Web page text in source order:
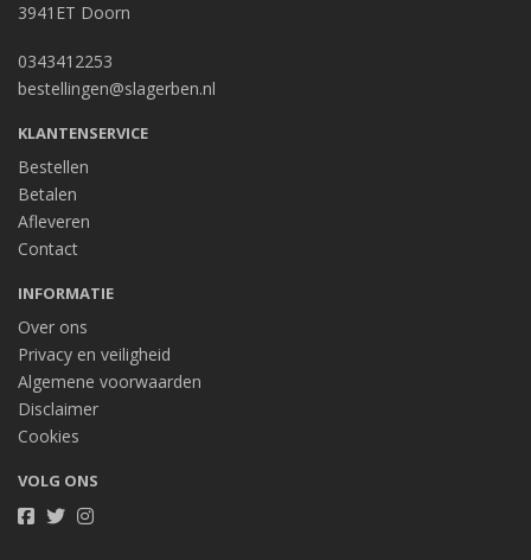
3941ET Doorn
0343412253
bestellingen@slagerben.nl
KLANTENSERVICE
Bestellen
Betalen
Afleveren
Contact
INFORMATIE
Over ons
Privacy en veiligheid
Algemene voorwaarden
Disclaimer
Cookies
VOLG ONS